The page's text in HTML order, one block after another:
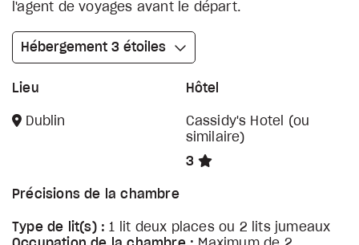
l'agent de voyages avant le départ.
Hébergement 3 étoiles
Lieu Hôtel
Dublin
Cassidy's Hotel (ou
similaire)
3
Précisions de la chambre
Type de lit(s) : 1 lit deux places ou 2 lits jumeaux